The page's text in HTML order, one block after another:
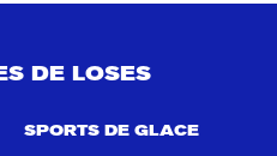
DE LOSES
SPORTS DE GLACE